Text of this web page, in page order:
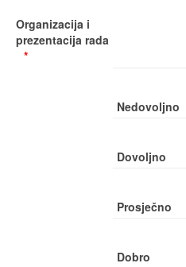
Organizacija i
prezentacija rada
Nedovoljno
Dovoljno
Prosječno
Dobro